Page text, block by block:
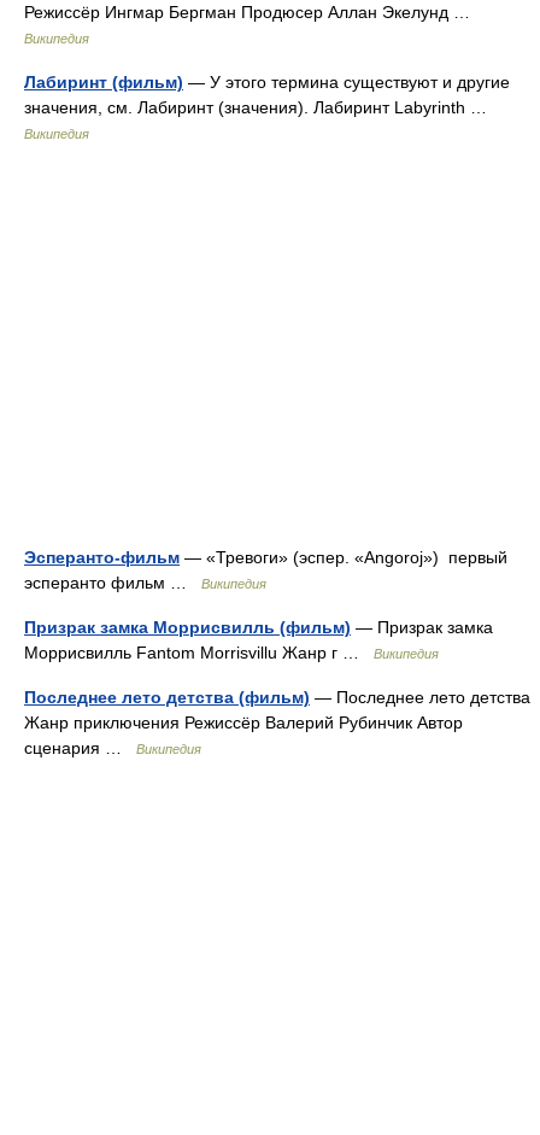
Режиссёр Ингмар Бергман Продюсер Аллан Экелунд …
Википедия
Лабиринт (фильм) — У этого термина существуют и другие
значения, см. Лабиринт (значения). Лабиринт Labyrinth …
Википедия
Эсперанто-фильм — «Тревоги» (эспер. «Angoroj») первый
эсперанто фильм …
Википедия
Призрак замка Моррисвилль (фильм) — Призрак замка
Моррисвилль Fantom Morrisvillu Жанр г …
Википедия
Последнее лето детства (фильм) — Последнее лето детства
Жанр приключения Режиссёр Валерий Рубинчик Автор
сценария …
Википедия